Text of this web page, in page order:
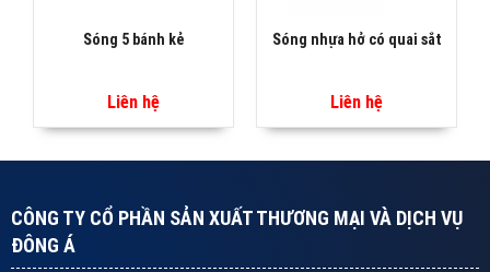
Sóng 5 bánh kẻ
Liên hệ
Sóng nhựa hở có quai sắt
Liên hệ
CÔNG TY CỔ PHẦN SẢN XUẤT THƯƠNG MẠI VÀ DỊCH VỤ
ĐÔNG Á